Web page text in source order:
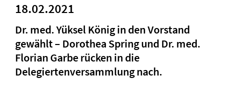
18.02.2021
Dr. med. Yüksel König in den Vorstand
gewählt – Dorothea Spring und Dr. med.
Florian Garbe rücken in die
Delegiertenversammlung nach.